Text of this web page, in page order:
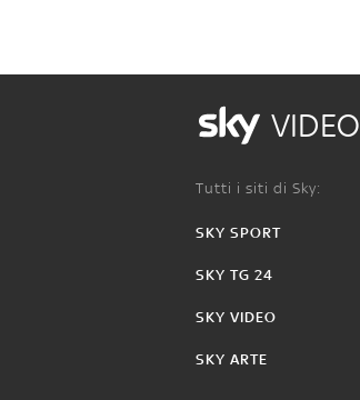
VIDEO
Tutti i siti di Sky:
SKY SPORT
SKY TG 24
SKY VIDEO
SKY ARTE